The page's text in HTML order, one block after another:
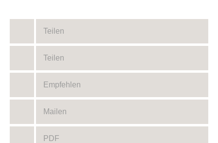
Teilen
Teilen
Empfehlen
Mailen
PDF